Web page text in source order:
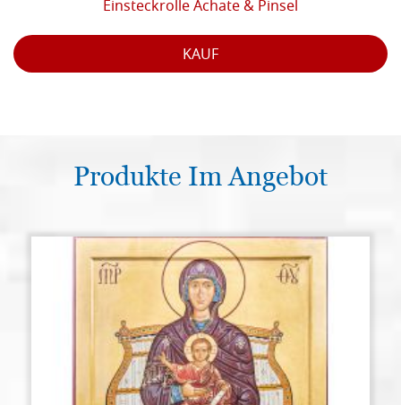
Einsteckrolle Achate & Pinsel
KAUF
Produkte Im Angebot